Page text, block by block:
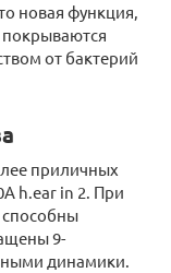
новая функция,
от бактерий
приличных
h.ear in 2. При
способны
9-
динамики.